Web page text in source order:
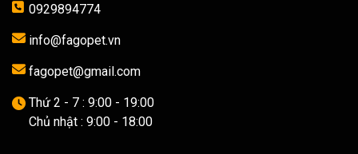
0929894774
info@fagopet.vn
fagopet@gmail.com
Thứ 2 - 7 : 9:00 - 19:00
Chủ nhật : 9:00 - 18:00